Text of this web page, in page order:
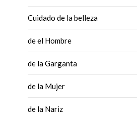
Cuidado de la belleza
de el Hombre
de la Garganta
de la Mujer
de la Nariz